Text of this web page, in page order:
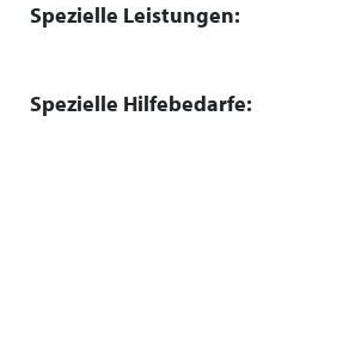
Spezielle Leistungen:
Spezielle Hilfebedarfe: